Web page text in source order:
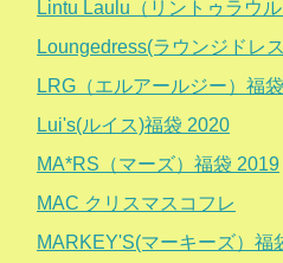
Lintu Laulu（リントゥラウ
Loungedress(ラウンジドレ
LRG（エルアールジー）福
Lui's(ルイス)福袋 2020
MA*RS（マーズ）福袋 2019
MAC クリスマスコフレ
MARKEY'S(マーキーズ）福